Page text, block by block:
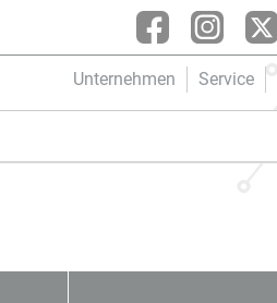
Unternehmen Service